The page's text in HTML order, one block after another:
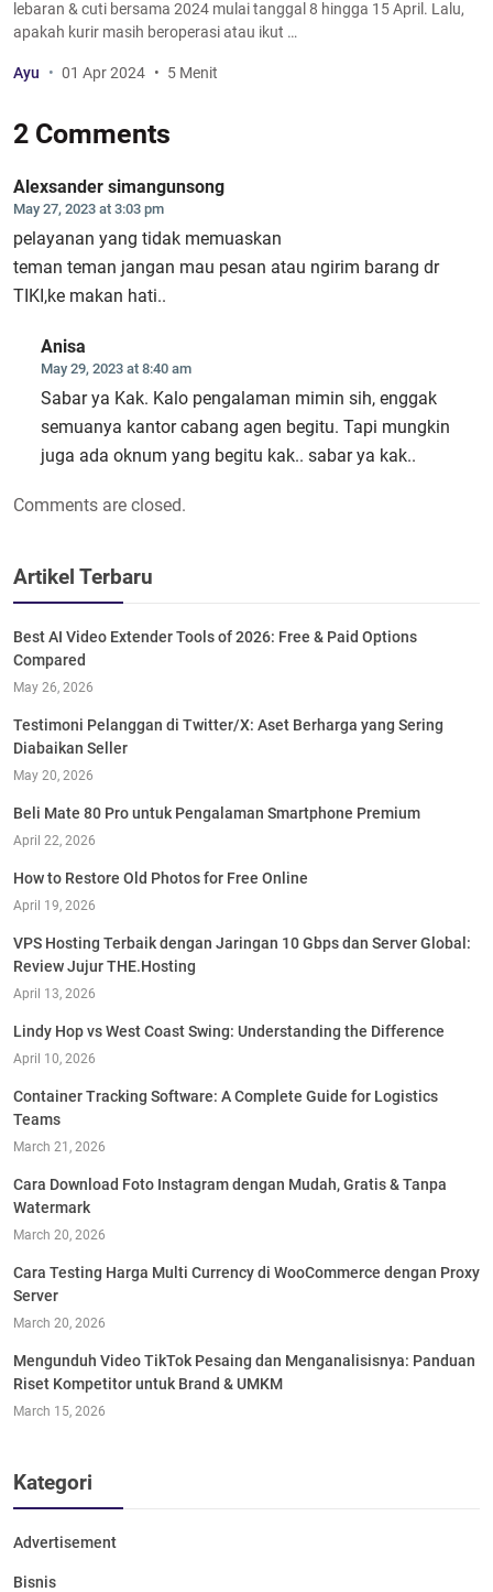
lebaran & cuti bersama 2024 mulai tanggal 8 hingga 15 April. Lalu,
apakah kurir masih beroperasi atau ikut …
Ayu 01 Apr 2024 5 Menit
2 Comments
Alexsander simangunsong
May 27, 2023 at 3:03 pm
pelayanan yang tidak memuaskan
teman teman jangan mau pesan atau ngirim barang dr
TIKI,ke makan hati..
Anisa
May 29, 2023 at 8:40 am
Sabar ya Kak. Kalo pengalaman mimin sih, enggak
semuanya kantor cabang agen begitu. Tapi mungkin
juga ada oknum yang begitu kak.. sabar ya kak..
Comments are closed.
Artikel Terbaru
Best AI Video Extender Tools of 2026: Free & Paid Options
Compared
May 26, 2026
Testimoni Pelanggan di Twitter/X: Aset Berharga yang Sering
Diabaikan Seller
May 20, 2026
Beli Mate 80 Pro untuk Pengalaman Smartphone Premium
April 22, 2026
How to Restore Old Photos for Free Online
April 19, 2026
VPS Hosting Terbaik dengan Jaringan 10 Gbps dan Server Global:
Review Jujur THE.Hosting
April 13, 2026
Lindy Hop vs West Coast Swing: Understanding the Difference
April 10, 2026
Container Tracking Software: A Complete Guide for Logistics
Teams
March 21, 2026
Cara Download Foto Instagram dengan Mudah, Gratis & Tanpa
Watermark
March 20, 2026
Cara Testing Harga Multi Currency di WooCommerce dengan Proxy
Server
March 20, 2026
Mengunduh Video TikTok Pesaing dan Menganalisisnya: Panduan
Riset Kompetitor untuk Brand & UMKM
March 15, 2026
Kategori
Advertisement
Bisnis